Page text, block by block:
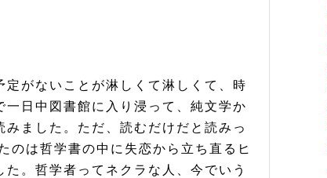
がないことが淋しくて淋しくて、時
日中図書館に入り浸って、純文学か
ました。ただ、読むだけだと読みっ
のは哲学書の中に失恋から立ち直るヒ
。哲学者ってネクラな人、今でいう